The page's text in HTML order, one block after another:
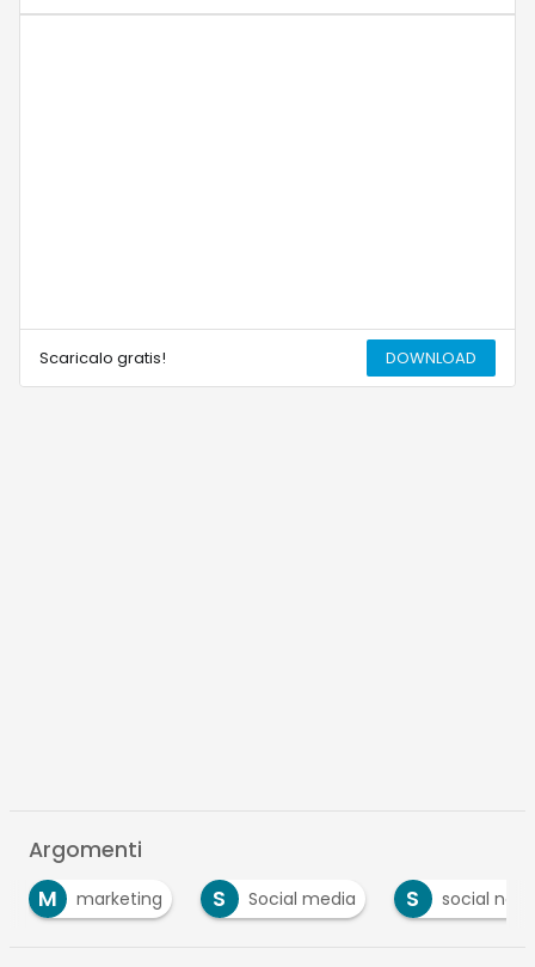
Scaricalo gratis! DOWNLOAD
Argomenti
M
marketing S Social media S social